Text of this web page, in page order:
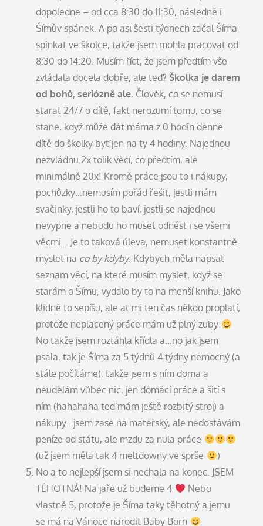
dopoledne – od cca 8:30 do 11:30, následně i
Šímův spánek. A po asi šesti týdnech začal Šíma
spinkat ve školce, takže jsem mohla pracovat od
8:30 do 14:20. Musím říct, že jsem předtím vše
zvládala docela dobře, ale teď? Školka je darem
od bohů, seriózně ale. Člověk, co se nemusí
starat 24/7 o dítě, fakt nerozumí tomu, co se
stane, když může dát máma z 0 hodin denně
dítě do školky byť jen na ty 4 hodiny. Najednou
nezvládnu 2x tolik věcí, co předtím, ale
minimálně 20x! Kromě práce jsou to i nákupy,
pochůzky…nemusím pořád řešit, jestli mám
svačinky, jestli ho to baví, jestli se najednou
nevypne a nebudu ho muset odnést i se všemi
věcmi… Je to taková úleva, nemuset konstantně
myslet na co by kdyby. Kdybych měla napsat
seznam věcí, na které musím myslet, když se
starám o Šímu, vydalo by to na menší knihu. Jako
klidně to sepíšu, ale ať mi ten čas někdo proplatí,
protože neplacený práce mám už plný zuby
No takže jsem roztáhla křídla a…no jak jsem
psala, tak je Šíma za 5 týdnů 4 týdny nemocný (a
stále počítáme), takže jsem s ním doma a
neudělám vůbec nic, jen domácí práce a šití s
ním (hahahaha teď mám ještě rozbitý stroj) a
nákupy…jsem zase na mateřský, ale nedostávám
peníze od státu, ale mzdu za nula práce
(už jsem měla tak 4 meltdowny ve sprše
)
No a to nejlepší jsem si nechala na konec. JSEM
TĚHOTNÁ! Na jaře už budeme 4
Nebo
vlastně 5, protože je Šíma taky těhotný a jemu
se má na Vánoce narodit Baby Born